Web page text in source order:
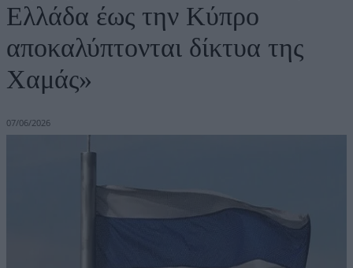
Ελλάδα έως την Κύπρο
αποκαλύπτονται δίκτυα της
Χαμάς»
07/06/2026